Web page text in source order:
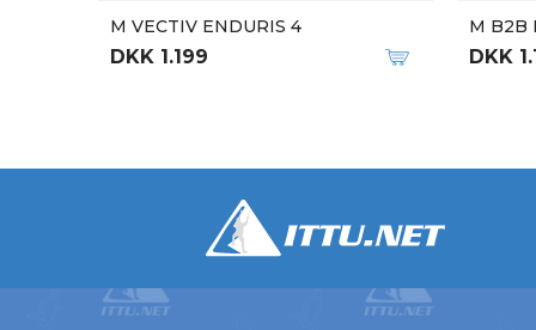
M VECTIV ENDURIS 4
DKK 1.199
M B2B
DKK